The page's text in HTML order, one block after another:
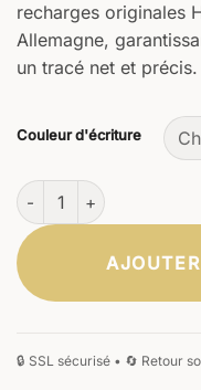
recharges originales
Allemagne,
un tracé net et précis.
Couleur d'écriture
quantité de Vectrum